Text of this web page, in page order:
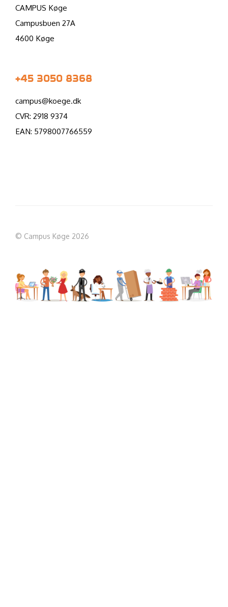
CAMPUS Køge
Campusbuen 27A
4600 Køge
+45 3050 8368
campus@koege.dk
CVR: 2918 9374
EAN: 5798007766559
© Campus Køge 2026